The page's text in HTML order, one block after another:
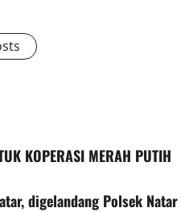
KOPERASI MERAH PUTIH
digelandang Polsek Natar